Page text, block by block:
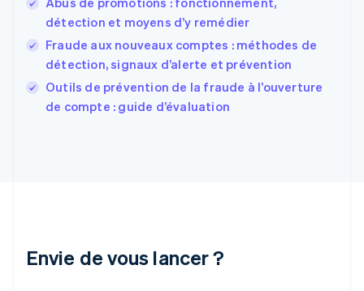
détection et moyens d’y remédier
Fraude aux nouveaux comptes : méthodes de
détection, signaux d’alerte et prévention
Outils de prévention de la fraude à l’ouverture
de compte : guide d’évaluation
Envie de vous lancer ?
France
Gibraltar
English
Grèce
Hongrie
日本語 English